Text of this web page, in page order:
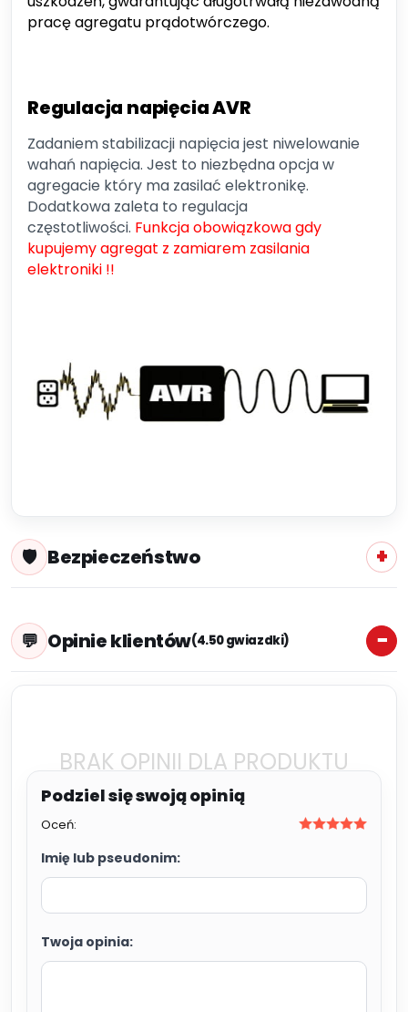
pracę agregatu prądotwórczego.
Regulacja napięcia AVR
Zadaniem stabilizacji napięcia jest niwelowanie
wahań napięcia. Jest to niezbędna opcja w
agregacie który ma zasilać elektronikę.
Dodatkowa zaleta to regulacja
częstotliwości. Funkcja obowiązkowa gdy
kupujemy agregat z zamiarem zasilania
elektroniki !!
Bezpieczeństwo
Opinie klientów(4.50 gwiazdki)
BRAK OPINII DLA PRODUKTU
Oceń:
Imię lub pseudonim:
Twoja opinia: